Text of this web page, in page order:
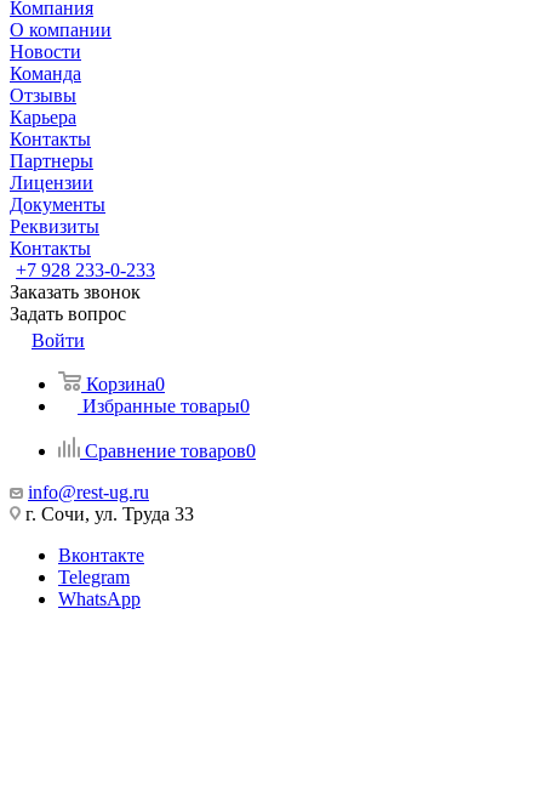
Компания
О компании
Новости
Команда
Отзывы
Карьера
Контакты
Партнеры
Лицензии
Документы
Реквизиты
Контакты
+7 928 233-0-233
Заказать звонок
Задать вопрос
Войти
Корзина0
Избранные товары0
Сравнение товаров0
info@rest-ug.ru
г. Сочи, ул. Труда 33
Вконтакте
Telegram
WhatsApp